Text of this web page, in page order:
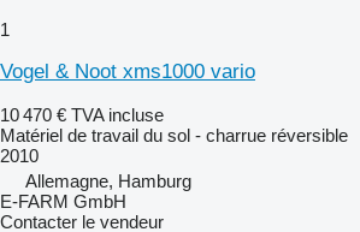
1
Vogel & Noot xms1000 vario
10 470 € TVA incluse
Matériel de travail du sol - charrue réversible
2010
Allemagne, Hamburg
E-FARM GmbH
Contacter le vendeur